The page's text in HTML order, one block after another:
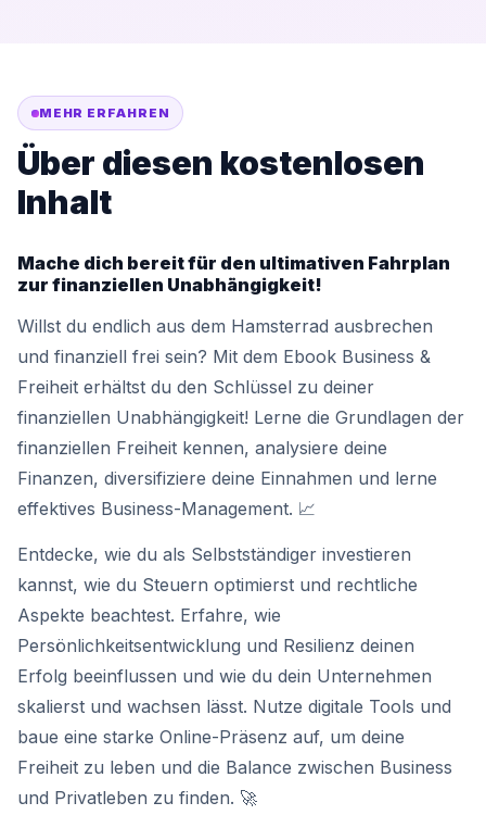
MEHR ERFAHREN
Über diesen kostenlosen
Inhalt
Mache dich bereit für den ultimativen Fahrplan
zur finanziellen Unabhängigkeit!
Willst du endlich aus dem Hamsterrad ausbrechen
und finanziell frei sein? Mit dem Ebook Business &
Freiheit erhältst du den Schlüssel zu deiner
finanziellen Unabhängigkeit! Lerne die Grundlagen der
finanziellen Freiheit kennen, analysiere deine
Finanzen, diversifiziere deine Einnahmen und lerne
effektives Business-Management. 📈
Entdecke, wie du als Selbstständiger investieren
kannst, wie du Steuern optimierst und rechtliche
Aspekte beachtest. Erfahre, wie
Persönlichkeitsentwicklung und Resilienz deinen
Erfolg beeinflussen und wie du dein Unternehmen
skalierst und wachsen lässt. Nutze digitale Tools und
baue eine starke Online-Präsenz auf, um deine
Freiheit zu leben und die Balance zwischen Business
und Privatleben zu finden. 🚀